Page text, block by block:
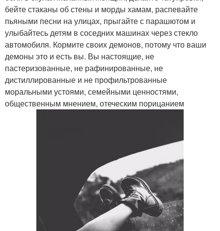
бейте стаканы об стены и морды хамам, распевайте
пьяными песни на улицах, прыгайте с парашютом и
улыбайтесь детям в соседних машинах через стекло
автомобиля. Кормите своих демонов, потому что ваши
демоны это и есть вы. Вы настоящие, не
пастеризованные, не рафинированные, не
дистиллированные и не профильтрованные
моральными устоями, семейными ценностями,
общественным мнением, отеческим порицанием